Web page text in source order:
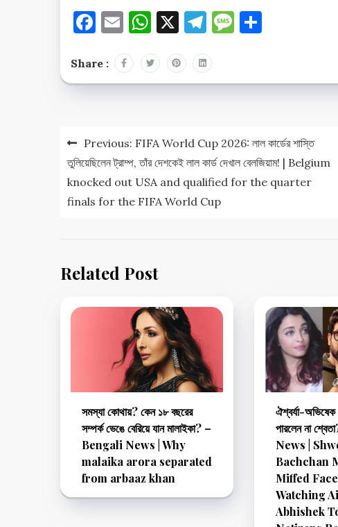
Facebook
EmailWhatsApp
X Telegram
Message
Share :
Post
navigation
Previous: FIFA World Cup 2026: লাল কার্ডের শাস্তি
তুলিয়েছিলেন ট্রাম্প, তাঁর দেশকেই লাল কার্ড দেখাল বেলজিয়াম! | Belgium
knocked out USA and qualified for the quarter
finals for the FIFA World Cup
Related Post
সমস্যা কোথায়? কেন ১৮ বছরের
সম্পর্ক ভেঙে বেরিয়ে যান মালাইকা? –
Bengali News | Why
malaika arora separated
from arbaaz khan
ঐশ্বর্যা-
পারলেন না
News |
Bachchan
Miffed
Watching
Abhishek